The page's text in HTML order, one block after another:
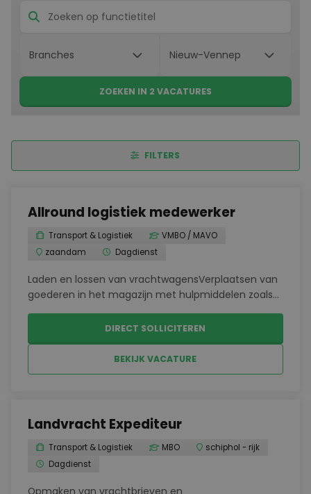
ZOEKEN IN 2 VACATURES
FILTERS
Allround logistiek medewerker
Transport & Logistiek
VMBO / MAVO
zaandam
Dagdienst
Laden en lossen van vrachtwagensVerplaatsen van
goederen in het magazijn met hulpmiddelen zoals
een reachtruck, EPT of BT-wagenVoorraadbeheer
en klaarmaken van zendingenControleren van
binnenkomende en uitgaande
goederenOndersteunen bij verschille...
DIRECT SOLLICITEREN
BEKIJK VACATURE
Landvracht Expediteur
Transport & Logistiek MBO
schiphol - rijk
Dagdienst
Opmaken van vrachtbrieven en